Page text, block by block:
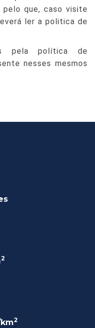
que, caso visite
ler a politica de
pela política de
nesses mesmos
2
2